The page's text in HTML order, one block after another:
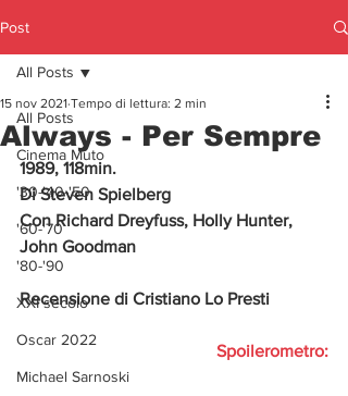
Post
All Posts
Cinema Muto
'30-'40-'50
'60-'70
'80-'90
XXI secolo
Oscar 2022
Michael Sarnoski
All Posts
Always - Per Sempre
15 nov 2021 Tempo di lettura: 2 min
1989, 118min.
Di Steven Spielberg
Con Richard Dreyfuss, Holly Hunter,
John Goodman
Recensione di Cristiano Lo Presti
Spoilerometro: